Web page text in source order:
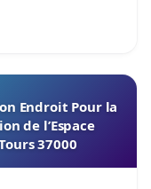
Endroit Pour la
de l’Espace
37000